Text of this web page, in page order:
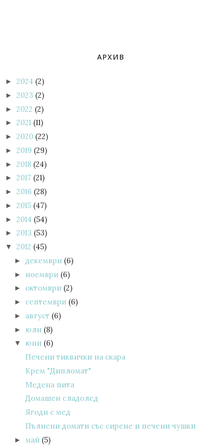
АРХИВ
► 2024 (2)
► 2023 (2)
► 2022 (2)
► 2021 (11)
► 2020 (22)
► 2019 (29)
► 2018 (24)
► 2017 (21)
► 2016 (28)
► 2015 (47)
► 2014 (54)
► 2013 (53)
▼ 2012 (45)
► декември (6)
► ноември (6)
► октомври (2)
► септември (6)
► август (6)
► юли (8)
▼ юни (6)
Печени тиквички на скара
Крем "Дипломат"
Медена пита
Домашен сладолед
Ягоди с мед
Пълнени домати със сирене и печени чушки
► май (5)